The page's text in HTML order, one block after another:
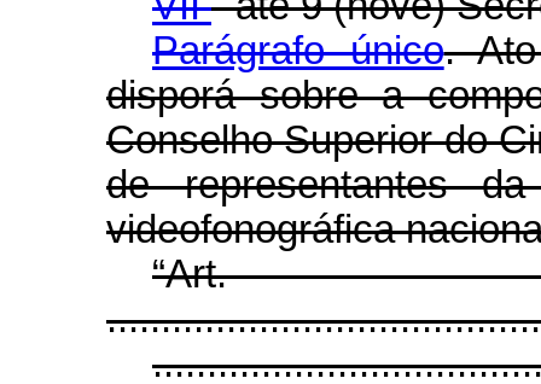
Parágrafo único.
disporá sobre a
Conselho Superior do
de representantes
videofonográfica